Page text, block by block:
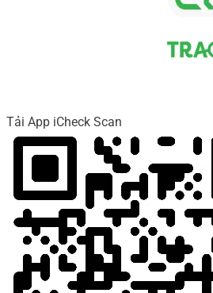
Tải App iCheck Scan